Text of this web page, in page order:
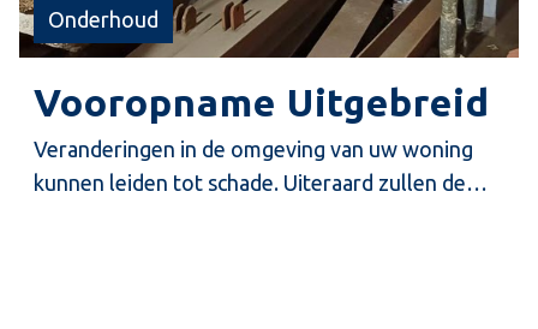
Onderhoud
Vooropname Uitgebreid
Veranderingen in de omgeving van uw woning
kunnen leiden tot schade. Uiteraard zullen de